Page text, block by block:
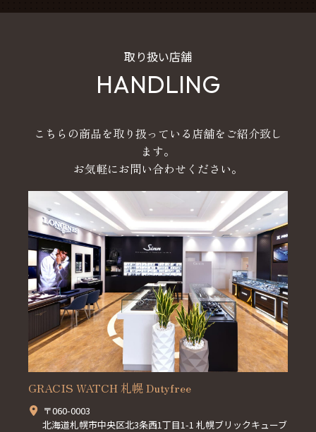
取り扱い店舗
HANDLING
こちらの商品を取り扱っている店舗をご紹介致し
ます。
お気軽にお問い合わせください。
GRACIS WATCH 札幌 Dutyfree
〒060-0003
北海道札幌市中央区北3条西1丁目1-1 札幌ブリックキューブ